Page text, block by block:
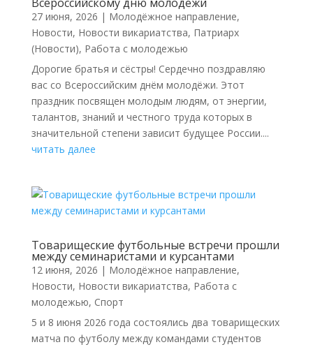
27 июня, 2026 | Молодёжное направление,
Новости, Новости викариатства, Патриарх
(Новости), Работа с молодежью
Дорогие братья и сёстры! Сердечно поздравляю
вас со Всероссийским днём молодёжи. Этот
праздник посвящен молодым людям, от энергии,
талантов, знаний и честного труда которых в
значительной степени зависит будущее России....
читать далее
Товарищеские футбольные встречи прошли
между семинаристами и курсантами
12 июня, 2026 | Молодёжное направление,
Новости, Новости викариатства, Работа с
молодежью, Спорт
5 и 8 июня 2026 года состоялись два товарищеских
матча по футболу между командами студентов